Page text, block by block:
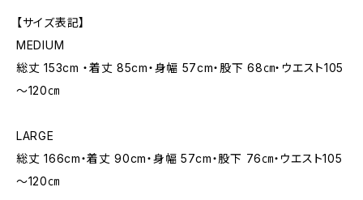
【サイズ表記】
MEDIUM
総丈 153cm ・着丈 85cm・身幅 57cm・股下 68㎝・ウエスト105
～120㎝
LARGE
総丈 166cm・着丈 90cm・身幅 57cm・股下 76㎝・ウエスト105
～120㎝